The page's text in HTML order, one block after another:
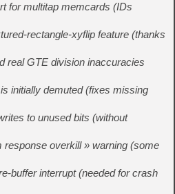
for multitap memcards (IDs
rectangle-xyflip feature (thanks
real GTE division inaccuracies
initially demuted (fixes missing
to unused bits (without
overkill » warning (some
buffer interrupt (needed for crash